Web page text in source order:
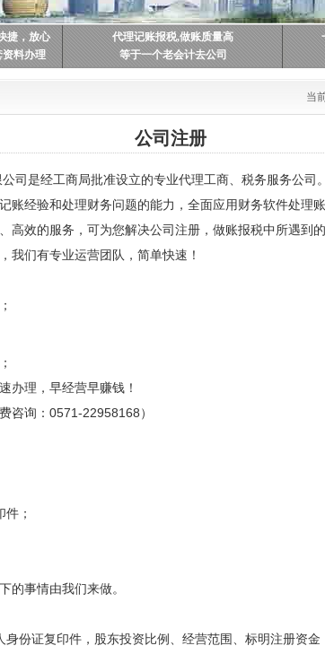
捷，放心
资料办理
代理记账报税,做账质量高
等于一个老会计去公司
当
公司注册
司是经工商局批准设立的专业代理工商、税务服务公司
账经验和处理财务问题的能力，全面应用财务软件处理
高效的服务，可为您解决公司注册 ，做账报税中所遇到
我们有专业运营团队，简单快速！
办理，早经营早赚钱！
咨询：0571-22958168）
；
的事情由我们来做。
份证复印件，股东投资比例、经营范围、标明注册资金